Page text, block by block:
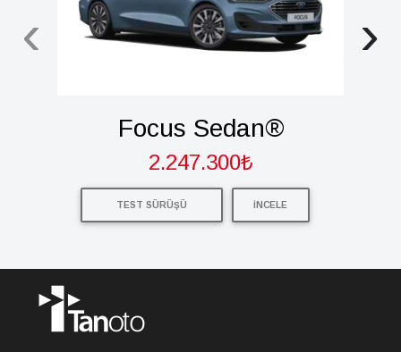
Focus Sedan®
2.247.300₺
TEST SÜRÜŞÜ İNCELE
‹ ›